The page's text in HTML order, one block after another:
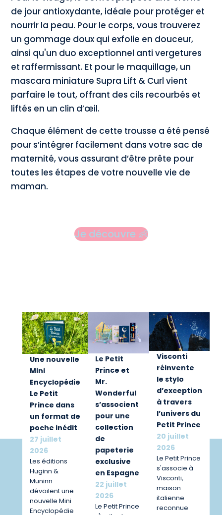
de jour antioxydante, idéale pour protéger et
nourrir la peau. Pour le corps, vous trouverez
un gommage doux qui exfolie en douceur,
ainsi qu'un duo exceptionnel anti vergetures
et raffermissant. Et pour le maquillage, un
mascara miniature Supra Lift & Curl vient
parfaire le tout, offrant des cils recourbés et
liftés en un clin d’œil.
Chaque élément de cette trousse a été pensé
pour s’intégrer facilement dans votre sac de
maternité, vous assurant d’être prête pour
toutes les étapes de votre nouvelle vie de
maman.
Je découvre 👶
Une nouvelle
Mini
Encyclopédie
Le Petit
Prince dans
un format de
poche inédit
27 juillet
2026
Les éditions
Huginn &
Muninn
dévoilent une
nouvelle Mini
Encyclopédie
Le Petit
Prince et
Mr.
Wonderful
s’associent
pour une
collection
de
papeterie
exclusive
en Espagne
22 juillet
2026
Le Petit Prince
Visconti
réinvente
le stylo
d’exception
à travers
l’univers du
Petit Prince
20 juillet
2026
Le Petit Prince
s'associe à
Visconti,
maison
italienne
reconnue